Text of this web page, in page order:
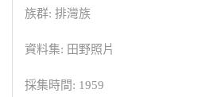
族群: 排灣族
資料集: 田野照片
採集時間: 1959